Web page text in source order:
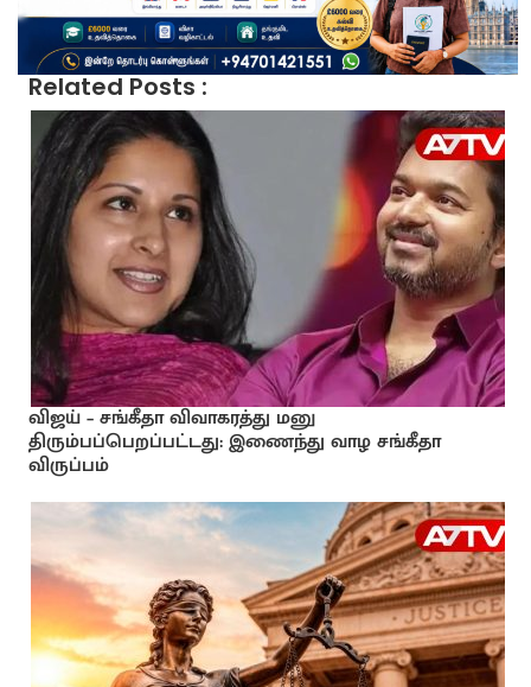
Related Posts :
விஜய் – சங்கீதா விவாகரத்து மனு
திரும்பப்பெறப்பட்டது: இணைந்து வாழ சங்கீதா
விருப்பம்